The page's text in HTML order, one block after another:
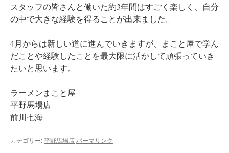
スタッフの皆さんと働いた約3年間はすごく楽しく、自分
の中で大きな経験を得ることが出来ました。
4月からは新しい道に進んでいきますが、まこと屋で学ん
だことや経験したことを最大限に活かして頑張っていき
たいと思います。
ラーメンまこと屋
平野馬場店
前川七海
カテゴリー:平野馬場店 パーマリンク